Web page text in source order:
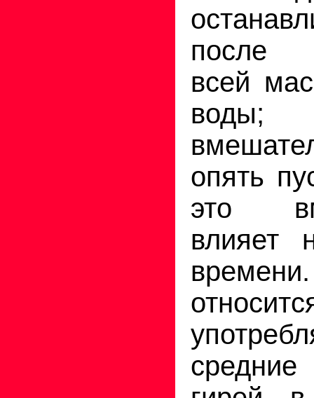
после
всей
воды;
опять
это
влияет